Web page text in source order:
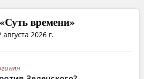
времени»
2026 г.